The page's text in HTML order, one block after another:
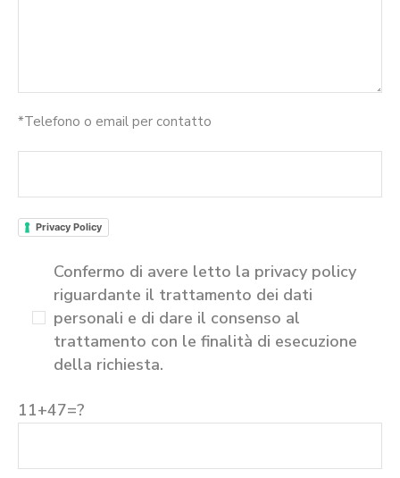
*Telefono o email per contatto
Privacy Policy
Confermo di avere letto la privacy policy
riguardante il trattamento dei dati
personali e di dare il consenso al
trattamento con le finalità di esecuzione
della richiesta.
11+47=?